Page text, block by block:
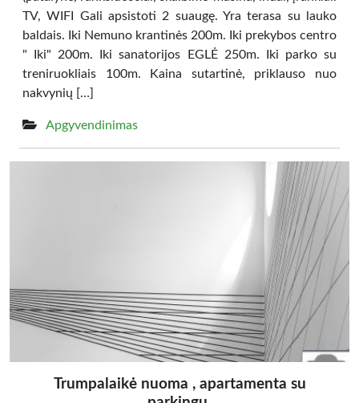
TV, WIFI Gali apsistoti 2 suaugę. Yra terasa su lauko
baldais. Iki Nemuno krantinės 200m. Iki prekybos centro
" Iki" 200m. Iki sanatorijos EGLĖ 250m. Iki parko su
treniruokliais 100m. Kaina sutartinė, priklauso nuo
nakvynių […]
Apgyvendinimas
Trumpalaikė nuoma , apartamenta su